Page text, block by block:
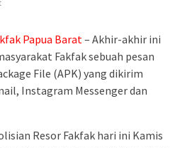
Papua Barat– Akhir-akhir ini
Fakfak sebuah pesan
File (APK) yang dikirim
Instagram Messenger dan
Resor Fakfak hari ini Kamis